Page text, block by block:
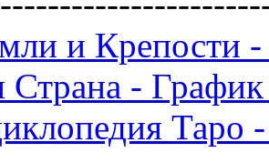
и Крепости
-
Таро